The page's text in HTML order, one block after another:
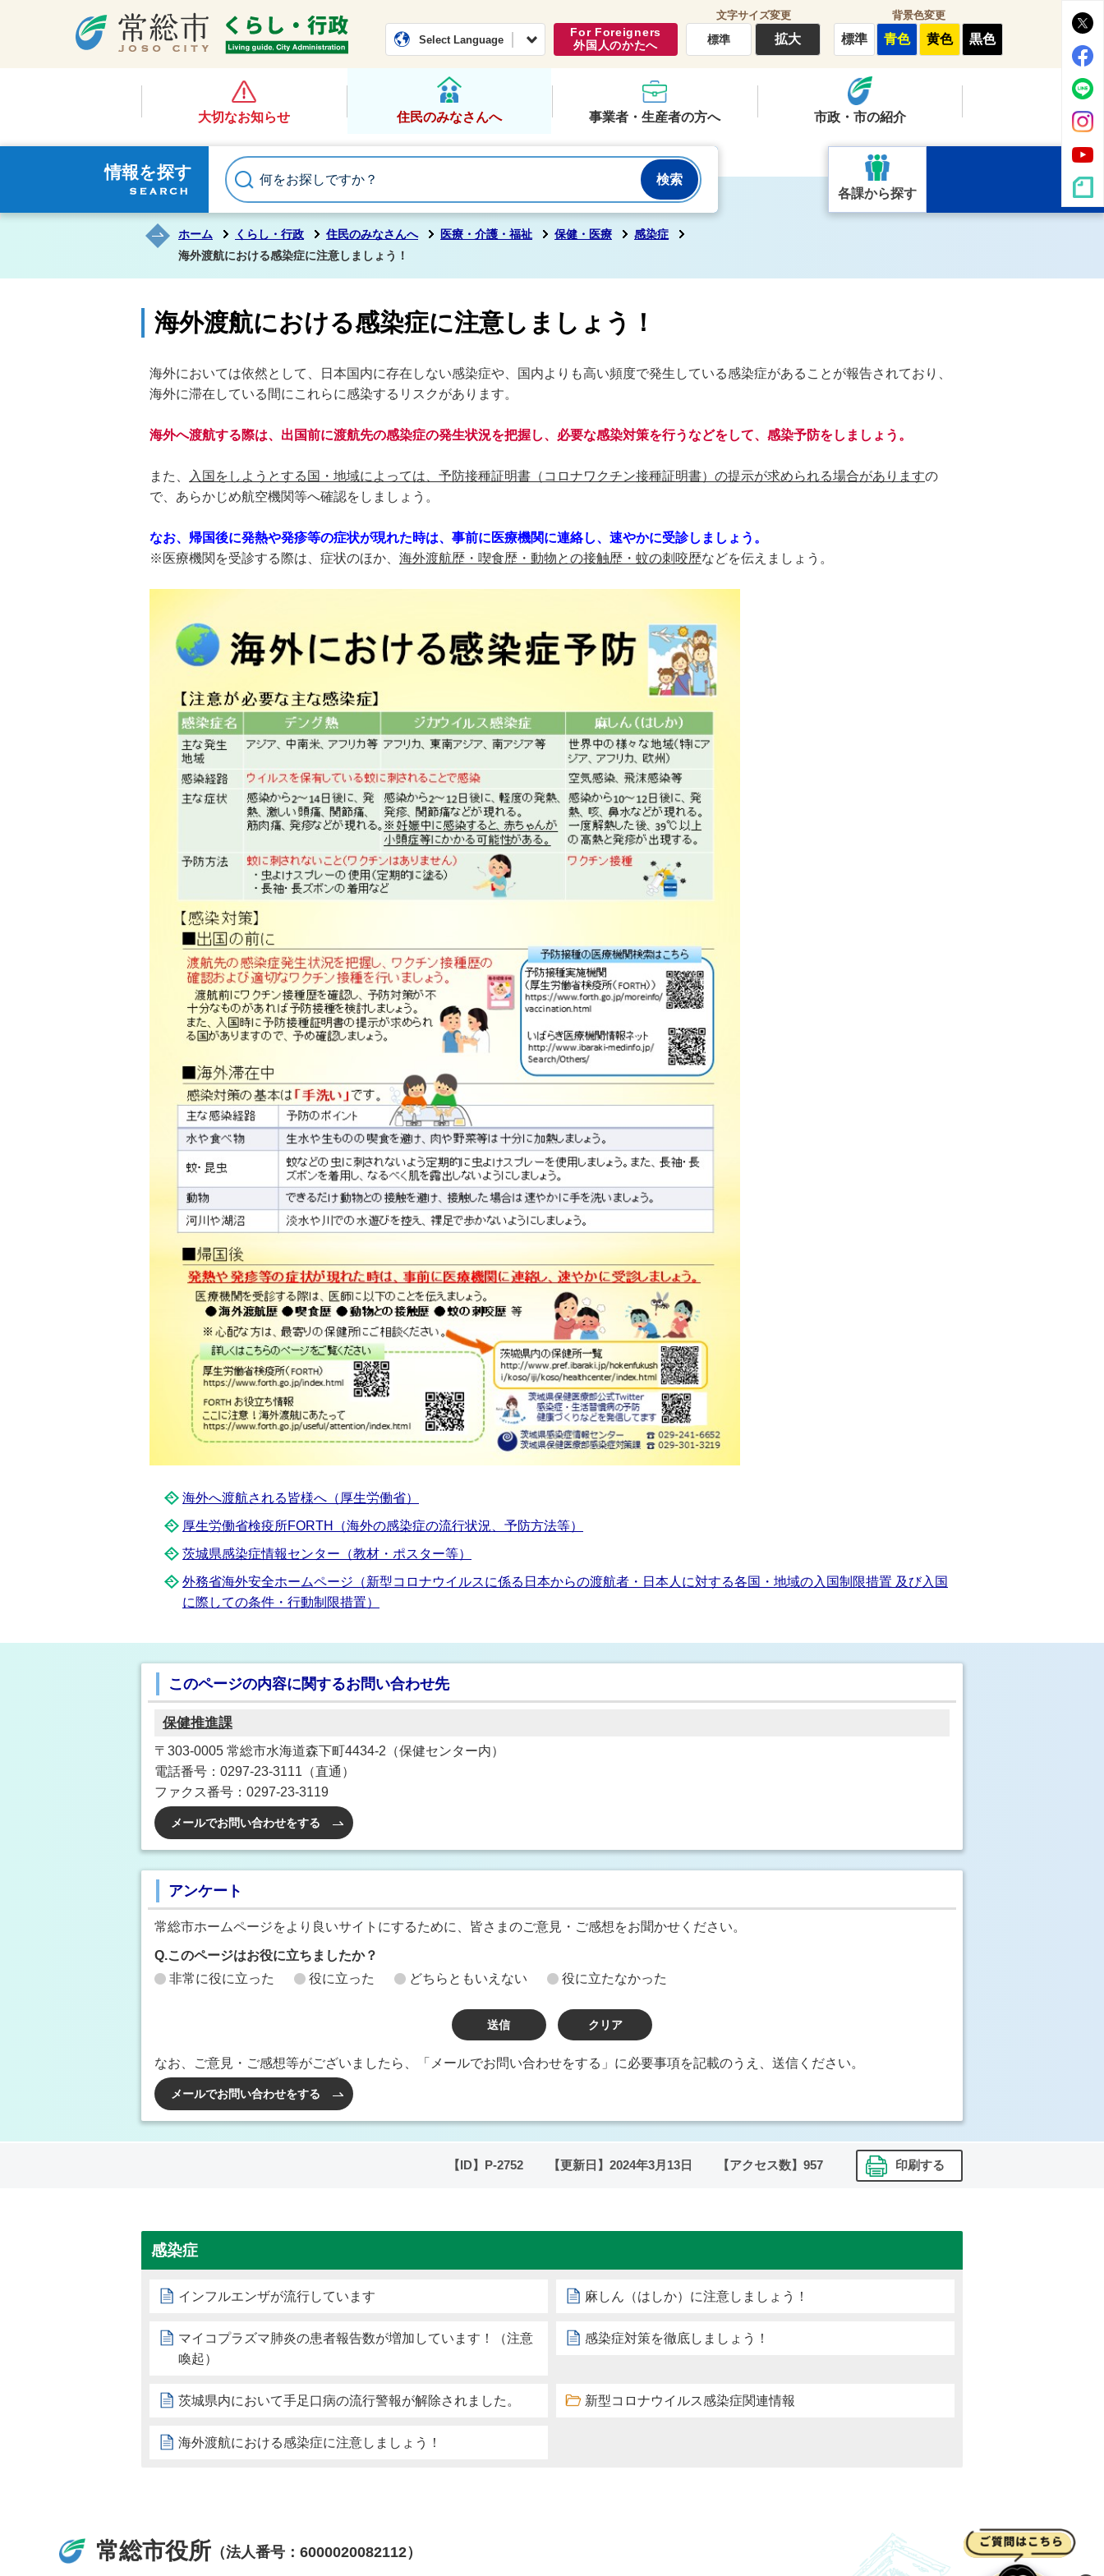
常総市公式ホームページくらし・行政
Select Language
For Foreigners
外国人のかたへ
文字サイズ変更
標準 拡大
背景色変更
標準 青色 黄色 黒色
大切なお知らせ 住民のみなさんへ 事業者・生産者の方へ 市政・市の紹介
情報を探す
各課から探す
ホーム くらし・行政 住民のみなさんへ 医療・介護・福祉 保健・医療
感染症
海外渡航における感染症に注意しましょう！
海外渡航における感染症に注意しましょう！
海外においては依然として、日本国内に存在しない感染症や、国内よりも高い頻度で発生している感染症があることが報告されており、
海外に滞在している間にこれらに感染するリスクがあります。
海外へ渡航する際は、出国前に渡航先の感染症の発生状況を把握し、必要な感染対策を行うなどをして、感染予防をしましょう。
また、 入国をしようとする国・地域によっては 、予防接種証明書（コロナワクチン接種証明書）の提示が求められる場合がありますの
で、あらかじめ航空機関等へ確認をしましょう。
なお、帰国後に発熱や発疹等の症状が現れた時は、事前に医療機関に連絡し、速やかに受診しましょう。
※医療機関を受診する際は、症状のほか、 海外渡航歴・喫食歴・動物との接触歴・蚊の刺咬歴などを伝えましょう。
海外へ渡航される皆様へ（厚生労働省）
厚生労働省検疫所FORTH（海外の感染症の流行状況、予防方法等）
茨城県感染症情報センター（教材・ポスター等）
外務省海外安全ホームページ（新型コロナウイルスに係る日本からの渡航者・日本人に対する各国・地域の入国制限措置 及び入国
に際しての条件・行動制限措置）
このページの内容に関するお問い合わせ先
保健推進課
〒303-0005 常総市水海道森下町4434-2（保健センター内）
電話番号：0297-23-3111（直通）
ファクス番号：0297-23-3119
メールでお問い合わせをする
アンケート
常総市ホームページをより良いサイトにするために、皆さまのご意見・ご感想をお聞かせください。
Q.このページはお役に立ちましたか？
非常に役に立った
役に立った どちらともいえない 役に立たなかった
なお、ご意見・ご感想等がございましたら、「メールでお問い合わせをする」に必要事項を記載のうえ、送信ください。
メールでお問い合わせをする
【ID】 P-2752 【更新日】 2024年3月13日 【アクセス数】 957 印刷する
感染症
インフルエンザが流行しています 麻しん（はしか）に注意しましょう！
マイコプラズマ肺炎の患者報告数が増加しています！（注意
喚起）
感染症対策を徹底しましょう！
茨城県内において手足口病の流行警報が解除されました。 新型コロナウイルス感染症関連情報
海外渡航における感染症に注意しましょう！
常総市役所 （法人番号：6000020082112）